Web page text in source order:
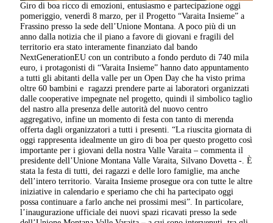
Giro di boa ricco di emozioni, entusiasmo e partecipazione oggi
pomeriggio, venerdì 8 marzo, per il Progetto “Varaita Insieme” a
Frassino presso la sede dell’Unione Montana. A poco più di un
anno dalla notizia che il piano a favore di giovani e fragili del
territorio era stato interamente finanziato dal bando
NextGenerationEU con un contributo a fondo perduto di 740 mila
euro, i protagonisti di “Varaita Insieme” hanno dato appuntamento
a tutti gli abitanti della valle per un Open Day che ha visto prima
oltre 60 bambini e ragazzi prendere parte ai laboratori organizzati
dalle cooperative impegnate nel progetto, quindi il simbolico taglio
del nastro alla presenza delle autorità del nuovo centro
aggregativo, infine un momento di festa con tanto di merenda
offerta dagli organizzatori a tutti i presenti. “La riuscita giornata di
oggi rappresenta idealmente un giro di boa per questo progetto così
importante per i giovani della nostra Valle Varaita – commenta il
presidente dell’Unione Montana Valle Varaita, Silvano Dovetta -. È
stata la festa di tutti, dei ragazzi e delle loro famiglie, ma anche
dell’intero territorio. Varaita Insieme prosegue ora con tutte le altre
iniziative in calendario e speriamo che chi ha partecipato oggi
possa continuare a farlo anche nei prossimi mesi”. In particolare,
l’inaugurazione ufficiale dei nuovi spazi ricavati presso la sede